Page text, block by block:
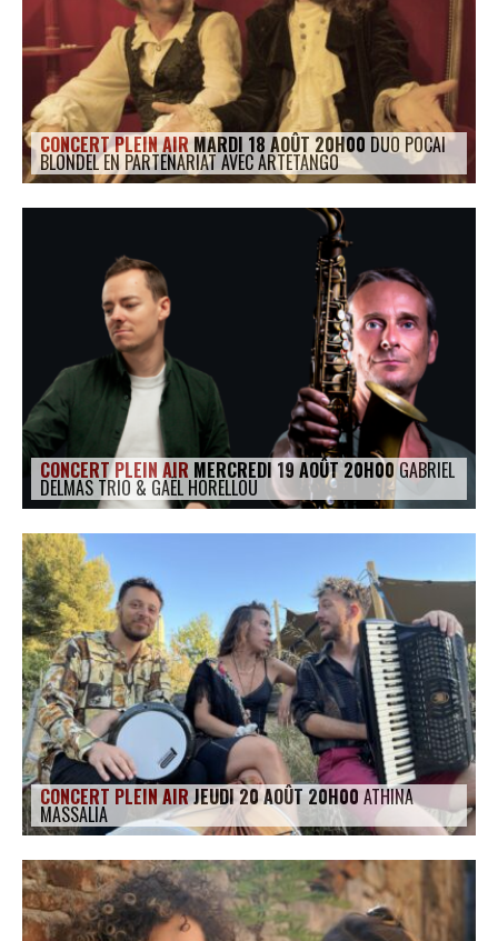
CONCERT PLEIN AIRMARDI 18 AOÛT 20H00 DUO POCAI
BLONDEL EN PARTENARIAT AVEC ARTETANGO
CONCERT PLEIN AIR MERCREDI 19 AOÛT 20H00 GABRIEL
DELMAS TRIO & GAËL HORELLOU
CONCERT PLEIN AIRJEUDI 20 AOÛT 20H00 ATHINA
MASSALIA